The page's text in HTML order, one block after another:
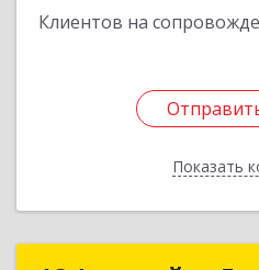
Клиентов на
Показать